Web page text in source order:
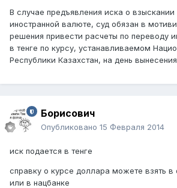
В случае предъявления иска о
иностранной валюте, суд обязан в
решения привести расчеты по переводу
в тенге по курсу, устанавливаемом
Республики Казахстан, на день
Борисович
Опубликовано 15 Февраля 2014
иск подается в тенге
справку о курсе доллара можете взять в
или в нацбанке